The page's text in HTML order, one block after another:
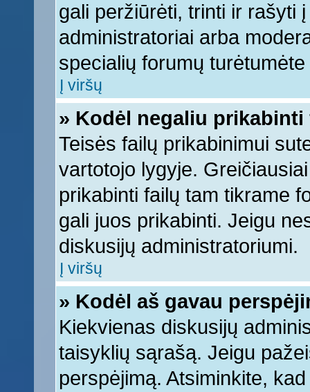
gali peržiūrėti, trinti ir rašyti
administratoriai arba
specialių forumų
Į viršų
» Kodėl negaliu prikabinti
Teisės failų prikabinimui
vartotojo lygyje.
prikabinti failų tam tikrame
gali juos prikabinti. Jeigu
diskusijų administratoriumi.
Į viršų
» Kodėl aš gavau
Kiekvienas diskusijų
taisyklių sąrašą. Jeigu
perspėjimą. Atsiminkite,